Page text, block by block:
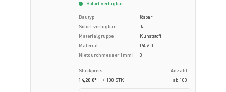
Sofort verfügbar
Bautyp
lösbar
Sofort verfügbar
Ja
Materialgruppe
Kunststoff
Material
PA 6.0
Nietdurchmesser [mm]
3
Stückpreis
Anzahl
14,20 €*
/ 100 STK ab 100